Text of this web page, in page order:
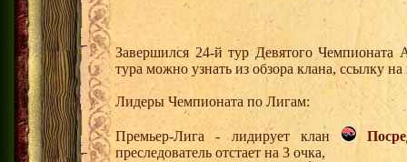
Завершился 24-й тур Девятого
тура можно узнать из обзора клана, ссылку
Лидеры Чемпионата по Лигам:
Премьер-Лига - лидирует клан
преследователь отстает на 3 очка,